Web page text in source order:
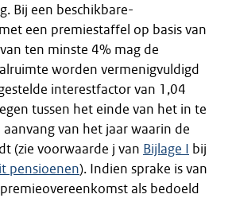
Bij een beschikbare-
een premiestaffel op basis van
ten minste 4% mag de
worden vermenigvuldigd
interestfactor van 1,04
tussen het einde van het in te
aanvang van het jaar waarin de
(zie voorwaarde j van Bijlage I bij
pensioenen). Indien sprake is van
als bedoeld